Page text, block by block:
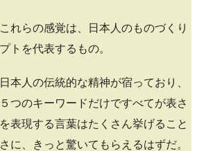
れらの感覚は、日本人のものづくり
トを代表するもの。
本人の伝統的な精神が宿っており、
つのキーワードだけですべてが表さ
表現する言葉はたくさん挙げること
に、きっと驚いてもらえるはずだ。